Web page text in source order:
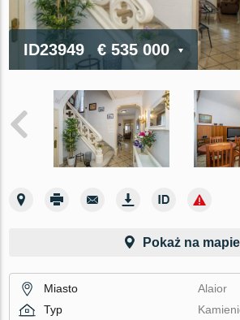
ID23949 € 535 000
Pokaż na mapie
Miasto
Alaior
Typ